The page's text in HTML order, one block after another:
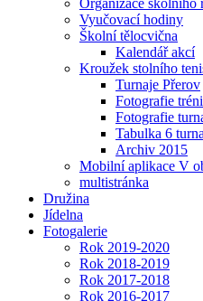
Organizace školního
Vyučovací hodiny
Školní tělocvična
Kalendář akcí
Kroužek stolního
Turnaje Přerov
Fotografie
Fotografie
Tabulka 6
Archiv 2015
Mobilní aplikace V
multistránka
Družina
Jídelna
Fotogalerie
Rok 2019-2020
Rok 2018-2019
Rok 2017-2018
Rok 2016-2017